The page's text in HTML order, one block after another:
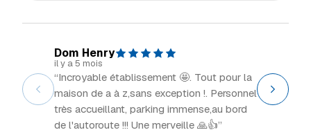
Dom Henry
il y a 5 mois
“Incroyable établissement 🤩. Tout pour la
maison de a à z,sans exception !. Personnel
très accueillant, parking immense,au bord
de l'autoroute !!! Une merveille 🙏👍”
“Grand